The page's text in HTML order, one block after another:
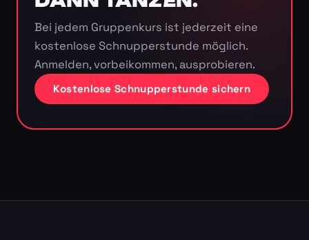
Bei jedem Gruppenkurs ist jederzeit eine
kostenlose Schnupperstunde möglich.
Anmelden, vorbeikommen, ausprobieren.
Kostenlose Schnupperstunde sichern